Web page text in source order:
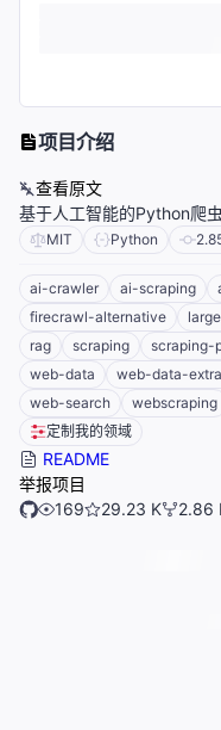
项目介绍
查看原文
基于人工智能的Python爬
MIT Python
ai-crawler ai-scraping
firecrawl-alternative
rag
scraping scraping-
web-data
web-data-
web-search
webscraping
定制我的领域
README
举报项目
169
29.23 K 2.86